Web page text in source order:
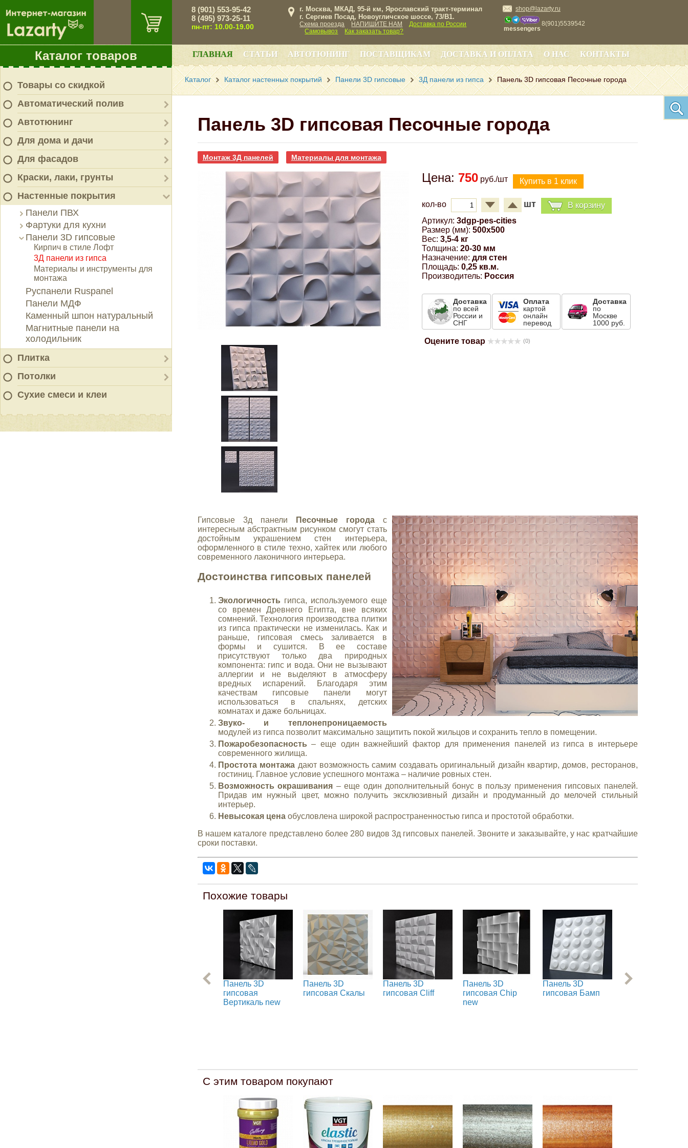
Каталог товаров
Товары со скидкой
Автоматический полив
Автотюнинг
Для дома и дачи
Для фасадов
Краски, лаки, грунты
Настенные покрытия
Панели ПВХ
Фартуки для кухни
Панели 3D гипсовые
Кирпич в стиле Лофт
3Д панели из гипса
Материалы и инструменты для
монтажа
Руспанели Ruspanel
Панели МДФ
Каменный шпон натуральный
Магнитные панели на
холодильник
Плитка
Потолки
Сухие смеси и клеи
8 (901) 553-95-42
8 (495) 973-25-11
пн-пт: 10.00-19.00
г. Москва, МКАД, 95-й км, Ярославский тракт-терминал
г. Сергиев Посад, Новоугличское шоссе, 73/B1.
Схема проезда НАПИШИТЕ НАМ
Доставка по России
Самовывоз
Как заказать товар?
shop@lazarty.ru
messengers
8(901)5539542
ГЛАВНАЯ СТАТЬИ АВТОТЮНИНГ ПОСТАВЩИКАМ ДОСТАВКА И ОПЛАТА О НАС КОНТАКТЫ
Каталог Каталог настенных покрытий Панели 3D гипсовые 3Д панели из гипса Панель 3D гипсовая Песочные города
Панель 3D гипсовая Песочные города
Монтаж 3Д панелей Материалы для монтажа
Цена: 750 руб./шт
кол-во шт
В корзину
Артикул: 3dgp-pes-cities
Размер (мм): 500x500
Вес: 3,5-4 кг
Толщина: 20-30 мм
Назначение: для стен
Площадь: 0,25 кв.м.
Производитель: Россия
Доставка
по всей
России и
СНГ
Оплата
картой
онлайн
перевод
Доставка
по
Москве
1000 руб.
Оцените товар (0)
Гипсовые 3д панели Песочные городас
интересным абстрактным рисунком смогут стать
достойным украшением стен интерьера,
оформленного в стиле техно, хайтек или любого
современного лаконичного интерьера.
Достоинства гипсовых панелей
Экологичность гипса, используемого еще
со времен Древнего Египта, вне всяких
сомнений. Технология производства плитки
из гипса практически не изменилась. Как и
раньше, гипсовая смесь заливается в
формы и сушится. В ее составе
присутствуют только два природных
компонента: гипс и вода. Они не вызывают
аллергии и не выделяют в атмосферу
вредных испарений. Благодаря этим
качествам гипсовые панели могут
использоваться в спальнях, детских
комнатах и даже больницах.
Звуко- и теплонепроницаемость
модулей из гипса позволит максимально защитить покой жильцов и сохранить тепло в помещении.
Пожаробезопасность – еще один важнейший фактор для применения панелей из гипса в интерьере
современного жилища.
Простота монтажа дают возможность самим создавать оригинальный дизайн квартир, домов, ресторанов,
гостиниц. Главное условие успешного монтажа – наличие ровных стен.
Возможность окрашивания – еще один дополнительный бонус в пользу применения гипсовых панелей.
Придав им нужный цвет, можно получить эксклюзивный дизайн и продуманный до мелочей стильный
интерьер.
Невысокая ценаобусловлена широкой распространенностью гипса и простотой обработки.
В нашем каталоге представлено более 280 видов 3д гипсовых панелей. Звоните и заказывайте, у нас кратчайшие
сроки поставки.
Похожие товары
Панель 3D
гипсовая
Вертикаль new
Панель 3D
гипсовая Скалы
Панель 3D
гипсовая Cliff
Панель 3D
гипсовая Chip
new
Панель 3D
гипсовая Бамп
Панель 3D
С этим товаром покупают